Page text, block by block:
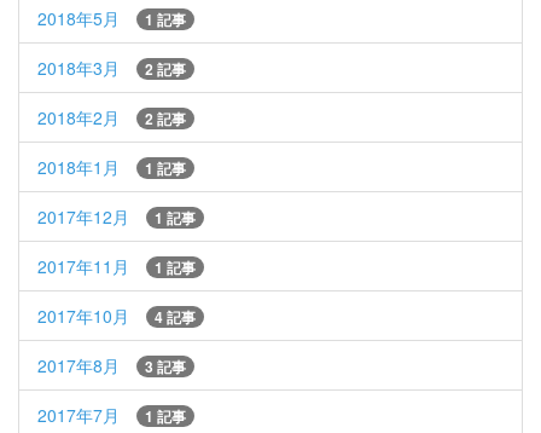
2018年5月 1 記事
2018年3月 2 記事
2018年2月 2 記事
2018年1月 1 記事
2017年12月 1 記事
2017年11月 1 記事
2017年10月 4 記事
2017年8月 3 記事
2017年7月 1 記事